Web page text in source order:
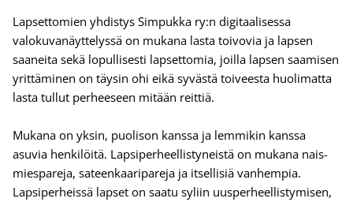
Lapsettomien yhdistys Simpukka ry:n digitaalisessa
valokuvanäyttelyssä on mukana lasta toivovia ja lapsen
saaneita sekä lopullisesti lapsettomia, joilla lapsen saamisen
yrittäminen on täysin ohi eikä syvästä toiveesta huolimatta
lasta tullut perheeseen mitään reittiä.
Mukana on yksin, puolison kanssa ja lemmikin kanssa
asuvia henkilöitä. Lapsiperheellistyneistä on mukana nais-
miespareja, sateenkaaripareja ja itsellisiä vanhempia.
Lapsiperheissä lapset on saatu syliin uusperheellistymisen,